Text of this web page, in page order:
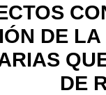
DE
DE